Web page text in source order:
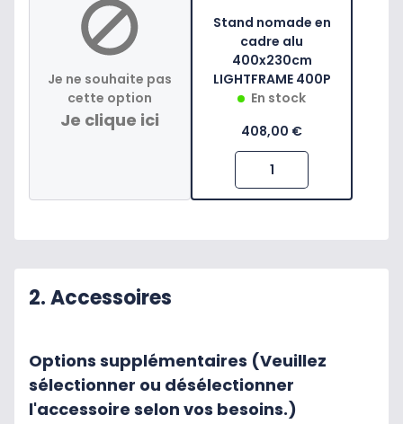
Je ne souhaite pas
cette option
Je clique ici
Stand nomade en
cadre alu
400x230cm
LIGHTFRAME 400P
En stock
408,00 €
2. Accessoires
Options supplémentaires (Veuillez
sélectionner ou désélectionner
l'accessoire selon vos besoins.)